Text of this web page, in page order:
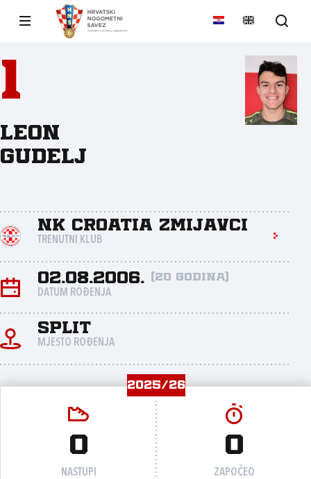
1
Leon
Gudelj
NK Croatia Zmijavci
TRENUTNI KLUB
02.08.2006. (20 godina)
DATUM ROĐENJA
Split
MJESTO ROĐENJA
2025/26
0
NASTUPI
0
ZAPOČEO